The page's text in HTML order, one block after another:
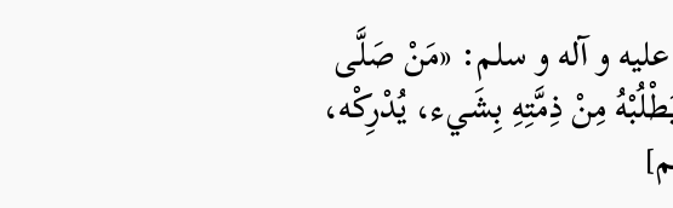
علیه و آله و سلم: «مَنْ صَلَّى
مِنْ ذِمَّتِهِ بِشَيء، يُدْرِكْه،